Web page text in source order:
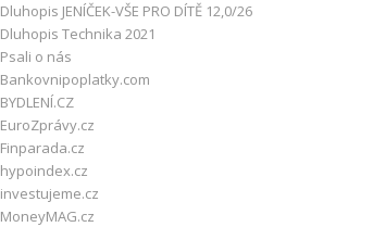
Dluhopis JENÍČEK-VŠE PRO DÍTĚ 12,0/26
Dluhopis Technika 2021
Psali o nás
Bankovnipoplatky.com
BYDLENÍ.CZ
EuroZprávy.cz
Finparada.cz
hypoindex.cz
investujeme.cz
MoneyMAG.cz